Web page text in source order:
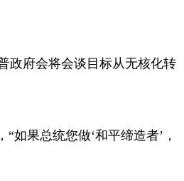
政府会将会谈目标从无核化转
如果总统您做‘和平缔造者’，